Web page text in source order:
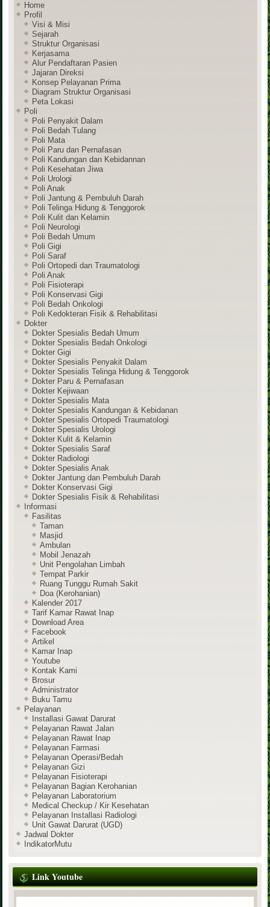
Home
Profil
Visi & Misi
Sejarah
Struktur Organisasi
Kerjasama
Alur Pendaftaran Pasien
Jajaran Direksi
Konsep Pelayanan Prima
Diagram Struktur Organisasi
Peta Lokasi
Poli
Poli Penyakit Dalam
Poli Bedah Tulang
Poli Mata
Poli Paru dan Pernafasan
Poli Kandungan dan Kebidannan
Poli Kesehatan Jiwa
Poli Urologi
Poli Anak
Poli Jantung & Pembuluh Darah
Poli Telinga Hidung & Tenggorok
Poli Kulit dan Kelamin
Poli Neurologi
Poli Bedah Umum
Poli Gigi
Poli Saraf
Poli Ortopedi dan Traumatologi
Poli Anak
Poli Fisioterapi
Poli Konservasi Gigi
Poli Bedah Onkologi
Poli Kedokteran Fisik & Rehabilitasi
Dokter
Dokter Spesialis Bedah Umum
Dokter Spesialis Bedah Onkologi
Dokter Gigi
Dokter Spesialis Penyakit Dalam
Dokter Spesialis Telinga Hidung & Tenggorok
Dokter Paru & Pernafasan
Dokter Kejiwaan
Dokter Spesialis Mata
Dokter Spesialis Kandungan & Kebidanan
Dokter Spesialis Ortopedi Traumatologi
Dokter Spesialis Urologi
Dokter Kulit & Kelamin
Dokter Spesialis Saraf
Dokter Radiologi
Dokter Spesialis Anak
Dokter Jantung dan Pembuluh Darah
Dokter Konservasi Gigi
Dokter Spesialis Fisik & Rehabilitasi
Informasi
Fasilitas
Taman
Masjid
Ambulan
Mobil Jenazah
Unit Pengolahan Limbah
Tempat Parkir
Ruang Tunggu Rumah Sakit
Doa (Kerohanian)
Kalender 2017
Tarif Kamar Rawat Inap
Download Area
Facebook
Artikel
Kamar Inap
Youtube
Kontak Kami
Brosur
Administrator
Buku Tamu
Pelayanan
Installasi Gawat Darurat
Pelayanan Rawat Jalan
Pelayanan Rawat Inap
Pelayanan Farmasi
Pelayanan Operasi/Bedah
Pelayanan Gizi
Pelayanan Fisioterapi
Pelayanan Bagian Kerohanian
Pelayanan Laboratorium
Medical Checkup / Kir Kesehatan
Pelayanan Installasi Radiologi
Unit Gawat Darurat (UGD)
Jadwal Dokter
IndikatorMutu
Link Youtube